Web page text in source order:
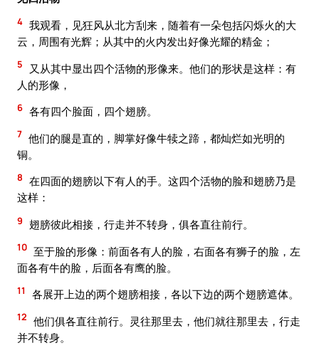
4 我观看，见狂风从北方刮来，随着有一朵包括闪烁火的大
云，周围有光辉；从其中的火内发出好像光耀的精金；
5
又从其中显出四个活物的形像来。他们的形状是这样：有
人的形像，
6 各有四个脸面，四个翅膀。
7 他们的腿是直的，脚掌好像牛犊之蹄，都灿烂如光明的
铜。
8 在四面的翅膀以下有人的手。这四个活物的脸和翅膀乃是
这样：
9 翅膀彼此相接，行走并不转身，俱各直往前行。
10 至于脸的形像：前面各有人的脸，右面各有狮子的脸，左
面各有牛的脸，后面各有鹰的脸。
11 各展开上边的两个翅膀相接，各以下边的两个翅膀遮体。
12 他们俱各直往前行。灵往那里去，他们就往那里去，行走
并不转身。